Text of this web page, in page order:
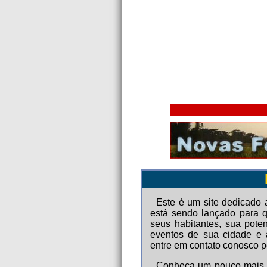
Este é um site dedicado
está sendo lançado para
seus habitantes, sua
eventos de sua cidade e
entre em contato conosco